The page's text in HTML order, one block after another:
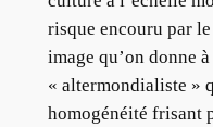
risque encouru par
image qu’on donne
« altermondialiste »
homogénéité frisant